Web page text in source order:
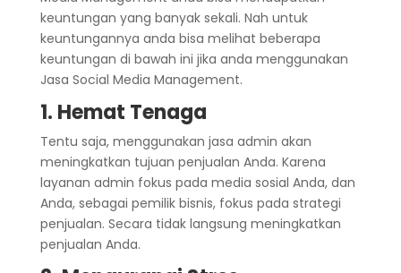
keuntungan yang banyak sekali. Nah untuk
keuntungannya anda bisa melihat beberapa
keuntungan di bawah ini jika anda menggunakan
Jasa Social Media Management.
1. Hemat Tenaga
Tentu saja, menggunakan jasa admin akan
meningkatkan tujuan penjualan Anda. Karena
layanan admin fokus pada media sosial Anda, dan
Anda, sebagai pemilik bisnis, fokus pada strategi
penjualan. Secara tidak langsung meningkatkan
penjualan Anda.